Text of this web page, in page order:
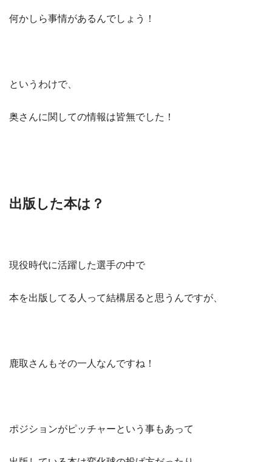
何かしら事情があるんでしょう！
というわけで、
奥さんに関しての情報は皆無でした！
出版した本は？
現役時代に活躍した選手の中で
本を出版してる人って結構居ると思うんですが、
鹿取さんもその一人なんですね！
ポジションがピッチャーという事もあって